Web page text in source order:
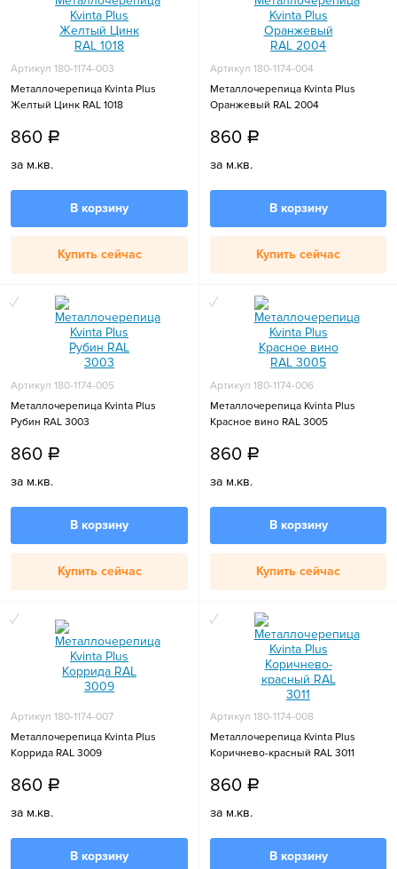
Артикул 180-1174-003
Металлочерепица Kvinta Plus
Желтый Цинк RAL 1018
Артикул 180-1174-004
Металлочерепица Kvinta Plus
Оранжевый RAL 2004
860 a
за м.кв.
860 a
за м.кв.
В корзину
Купить сейчас
В корзину
Купить сейчас
Артикул 180-1174-005
Металлочерепица Kvinta Plus
Рубин RAL 3003
Артикул 180-1174-006
Металлочерепица Kvinta Plus
Красное вино RAL 3005
860 a
за м.кв.
860 a
за м.кв.
В корзину
Купить сейчас
В корзину
Купить сейчас
Артикул 180-1174-007
Металлочерепица Kvinta Plus
Коррида RAL 3009
Артикул 180-1174-008
Металлочерепица Kvinta Plus
Коричнево-красный RAL 3011
860 a
за м.кв.
860 a
за м.кв.
В корзину В корзину